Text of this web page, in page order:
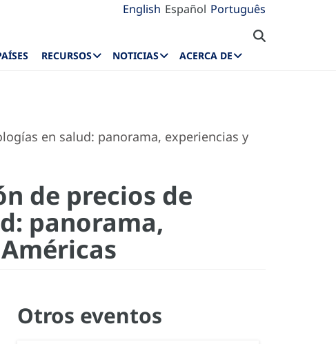
English Español Português
RECURSOS NOTICIAS ACERCA DE
en salud: panorama, experiencias y
de precios de
panorama,
Otros eventos